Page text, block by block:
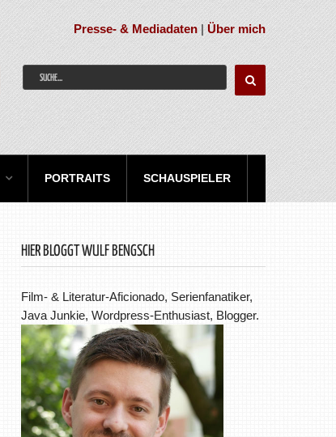
Presse- & Mediadaten |Über mich
PORTRAITS SCHAUSPIELER
HIER BLOGGT WULF BENGSCH
Film- & Literatur-Aficionado, Serienfanatiker,
Java Junkie, Wordpress-Enthusiast, Blogger.